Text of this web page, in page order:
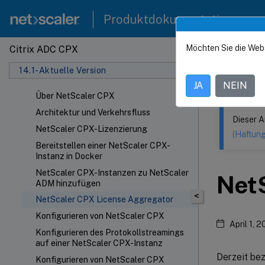
Produktdokumentation
Citrix ADC CPX
14.1-Aktuelle Version
Über NetScaler CPX
Architektur und Verkehrsfluss
NetScaler CPX-Lizenzierung
Bereitstellen einer NetScaler CPX-
Instanz in Docker
NetScaler CPX-Instanzen zu NetScaler
ADM hinzufügen
NetScaler CPX License Aggregator
Konfigurieren von NetScaler CPX
Konfigurieren des Protokollstreamings
auf einer NetScaler CPX-Instanz
Konfigurieren von NetScaler CPX
Dieser Inhalt
<
Dieser
April 1,
Derzeit
Möchten Sie die
JA NEIN